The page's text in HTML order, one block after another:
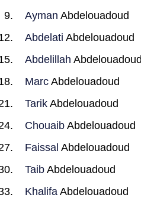
Ayman Abdelouadoud
Abdelati Abdelouadoud
Abdelillah
Marc Abdelouadoud
Tarik Abdelouadoud
Chouaib Abdelouadoud
Faissal Abdelouadoud
Taib Abdelouadoud
Khalifa Abdelouadoud